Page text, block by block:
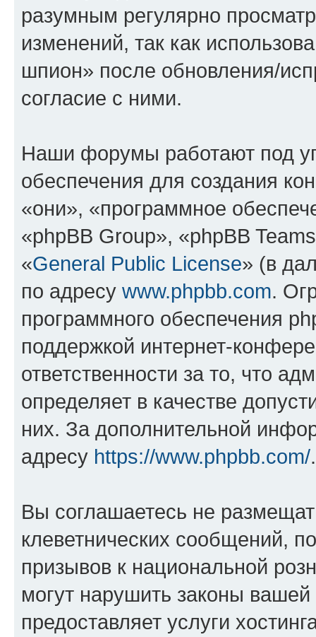
разумным регулярно
изменений, так как
шпион» после обновления/
согласие с ними.
Наши форумы работают под
обеспечения для создания
«они», «программное
«phpBB Group», «phpBB
«General Public License» (в
по адресу www.phpbb.com.
программного обеспечения
поддержкой интернет-
ответственности за то, что
определяет в качестве
них. За дополнительной
адресу https://www.phpbb.com/.
Вы соглашаетесь не
клеветнических сообщений,
призывов к национальной
могут нарушить законы
предоставляет услуги